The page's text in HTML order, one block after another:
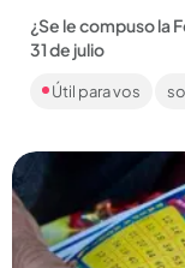
¿Se le compuso la
31 de julio
Medellín,
Útil para vos